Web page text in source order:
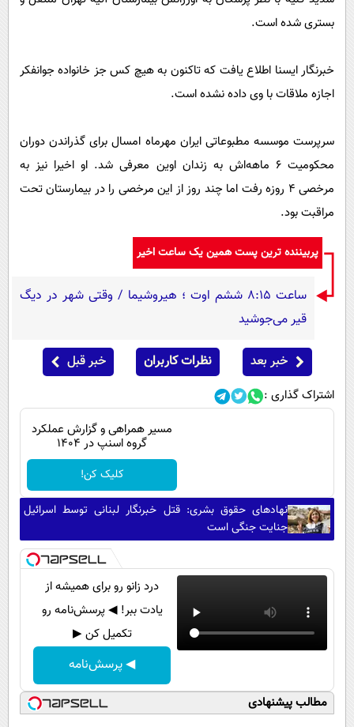
حوادث
فرهنگی
بین الملل
حیات وحش
دانلود
بستری شده است.
خبرنگار ایسنا اطلاع یافت که تاکنون به هیچ کس جز خانواده جوانفکر
اجازه ملاقات با وی داده نشده است.
سرپرست موسسه مطبوعاتی ایران مهرماه امسال برای گذراندن دوران
محکومیت 6 ماهه‌اش به زندان اوین معرفی شد. او اخیرا نیز به
مرخصی 4 روزه رفت اما چند روز از این مرخصی را در بیمارستان تحت
مراقبت بود.
پربیننده ترین پست همین یک ساعت اخیر
ساعت ۸:۱۵ ششم اوت ؛ هیروشیما / وقتی شهر در دیگ
قیر می‌جوشید
خبر بعد نظرات کاربران خبر قبل
اشتراک گذاری :
مسیر همراهی و گزارش عملکرد
گروه اسنپ در ۱۴۰۴
کلیک کن!
نهادهای حقوق بشری: قتل خبرنگار لبنانی توسط اسرائیل
جنایت جنگی است
درد زانو رو برای همیشه از
یادت ببر! ◀ پرسش‌نامه رو
تکمیل کن ▶
◀ پرسش‌نامه
مطالب پیشنهادی